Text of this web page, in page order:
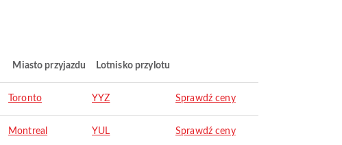
Miasto przyjazdu Lotnisko przylotu
Toronto YYZ Sprawdź ceny
Montreal YUL Sprawdź ceny